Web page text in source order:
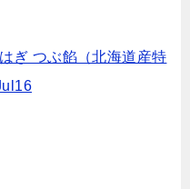
ぎ つぶ餡（北海道産特